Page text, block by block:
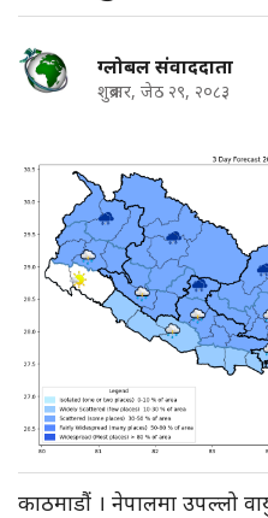
ग्लोबल संवाददाता
शुक्रबार, जेठ २९, २०८३
काठमाडौं । नेपालमा उपल्लो